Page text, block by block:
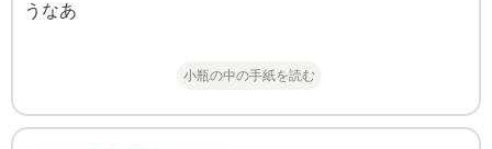
うなあ
小瓶の中の手紙を読む